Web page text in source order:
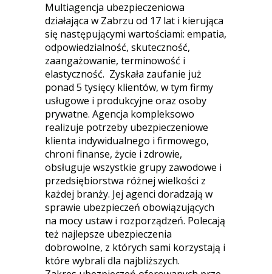
Multiagencja ubezpieczeniowa
działająca w Zabrzu od 17 lat i kierująca
się następującymi wartościami: empatia,
odpowiedzialność, skuteczność,
zaangażowanie, terminowość i
elastyczność. Zyskała zaufanie już
ponad 5 tysięcy klientów, w tym firmy
usługowe i produkcyjne oraz osoby
prywatne. Agencja kompleksowo
realizuje potrzeby ubezpieczeniowe
klienta indywidualnego i firmowego,
chroni finanse, życie i zdrowie,
obsługuje wszystkie grupy zawodowe i
przedsiębiorstwa różnej wielkości z
każdej branży. Jej agenci doradzają w
sprawie ubezpieczeń obowiązujących
na mocy ustaw i rozporządzeń. Polecają
też najlepsze ubezpieczenia
dobrowolne, z których sami korzystają i
które wybrali dla najbliższych.